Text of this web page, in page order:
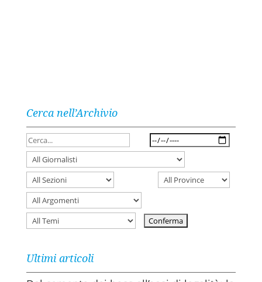
Cerca nell’Archivio
Ultimi articoli